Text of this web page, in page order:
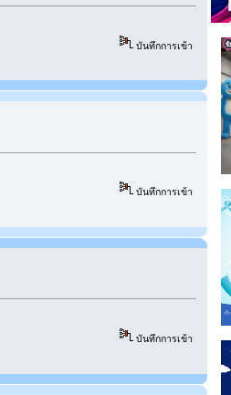
บันทึกการเข้า
บันทึกการเข้า
บันทึกการเข้า